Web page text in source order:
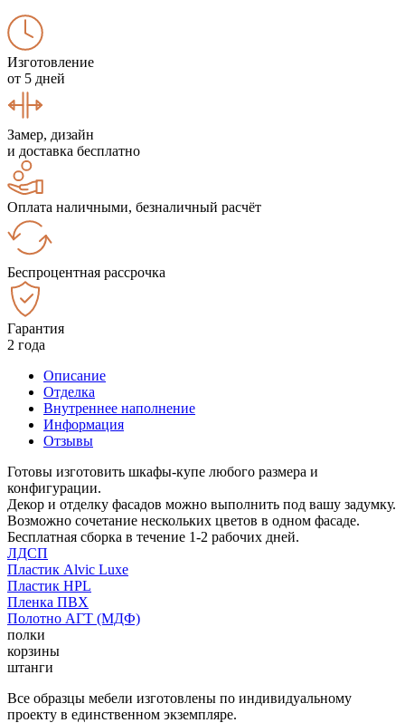
Изготовление
от 5 дней
Замер, дизайн
и доставка бесплатно
Оплата наличными, безналичный расчёт
Беспроцентная рассрочка
Гарантия
2 года
Описание
Отделка
Внутреннее наполнение
Информация
Отзывы
Готовы изготовить шкафы-купе любого размера и
конфигурации.
Декор и отделку фасадов можно выполнить под вашу задумку.
Возможно сочетание нескольких цветов в одном фасаде.
Бесплатная сборка в течение 1-2 рабочих дней.
ЛДСП
Пластик Alvic Luxe
Пластик HPL
Пленка ПВХ
Полотно АГТ (МДФ)
полки
корзины
штанги
Все образцы мебели изготовлены по индивидуальному
проекту в единственном экземпляре.